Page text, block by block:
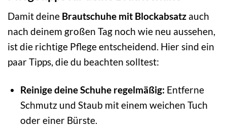
Damit deine Brautschuhe mit Blockabsatz auch
nach deinem großen Tag noch wie neu aussehen,
ist die richtige Pflege entscheidend. Hier sind ein
paar Tipps, die du beachten solltest:
Reinige deine Schuhe regelmäßig: Entferne
Schmutz und Staub mit einem weichen Tuch
oder einer Bürste.